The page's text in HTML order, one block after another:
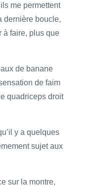
me permettent
dernière boucle,
à faire, plus que
de banane
de faim
quadriceps droit
y a quelques
sujet aux
sur la montre,